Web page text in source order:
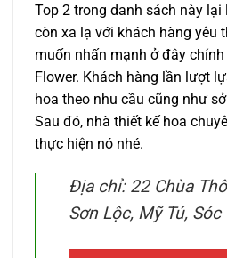
Top 2 trong danh sách này
còn xa lạ với khách hàng yêu
muốn nhấn mạnh ở đây
Flower. Khách hàng lần lượt
hoa theo nhu cầu cũng như
Sau đó, nhà thiết kế hoa
thực hiện nó nhé.
Địa chỉ: 22 Chùa
Sơn Lộc, Mỹ Tú, Sóc